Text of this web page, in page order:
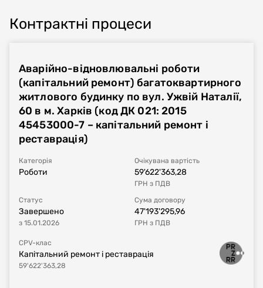
димовидалення будівлі;
(без виконання внутрішнього розведення в межах
квартир);
– відновлення систем блискавкозахисту та
заземлення будівлі та приведення їх у відповідності
до вимог ДСТУ EN 62305-1:2012;
– відновлення системи внутрішнього пожежогасіння
будівлі;
– відновлення системи автоматизації пожежогасіння
будівлі;
– відновлення системи пожежної сигналізації будівлі.
Робочим проєктом передбачаються заходи щодо
ефективного використання теплової та електричної
енергії за рахунок забезпечення нормованих
Контрактні процеси
Аварійно-відновлювальні роботи
(капітальний ремонт) багатоквартирного
житлового будинку по вул. Ужвій Наталії,
60 в м. Харків (код ДК 021: 2015
45453000-7 – капітальний ремонт і
реставрація)
Категорія
Роботи
Очікувана вартість
59'622'363,28
ГРН з ПДВ
Статус
Завершено
з 15.01.2026
Сума договору
47'193'295,96
ГРН з ПДВ
CPV-клас
Капітальний ремонт і реставрація
59'622'363,28